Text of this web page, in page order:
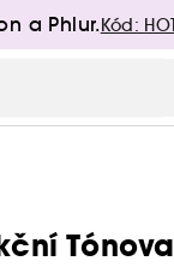
a Phlur.Kód: